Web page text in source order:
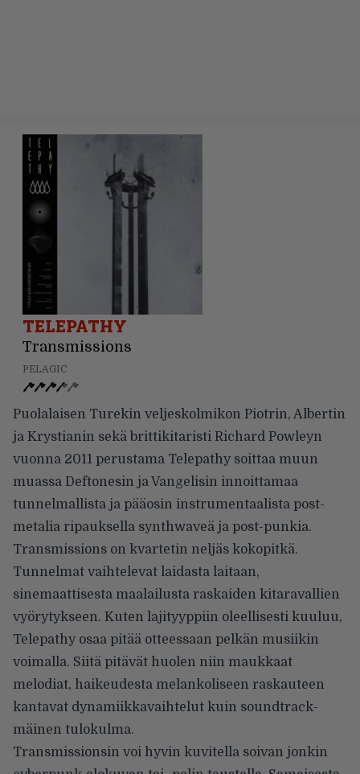
TELEPATHY
Transmissions
PELAGIC
Puolalaisen Turekin veljeskolmi­kon Piotrin, Albertin
ja Krystianin sekä brittikitaristi Richard Powleyn
vuonna 2011 perustama Telepathy soittaa muun
muassa Deftonesin ja Vangelisin innoittamaa
tunnelmal­lista ja pääosin instrumentaalista post-
metalia ripauksella synthwa­veä ja post-punkia.
Transmissions on kvartetin neljäs kokopitkä.
Tunnelmat vaihtelevat laidasta laitaan,
sinemaattisesta maalailus­ta raskaiden kitaravallien
vyörytyk­seen. Kuten lajityyppiin oleellises­ti kuuluu,
Telepathy osaa pitää ot­teessaan pelkän musiikin
voimalla. Siitä pitävät huolen niin maukkaat
melodiat, haikeudesta melanko­liseen raskauteen
kantavat dyna­miikkavaihtelut kuin soundtrack­
mäinen tulokulma.
Transmissionsin voi hyvin ku­vitella soivan jonkin